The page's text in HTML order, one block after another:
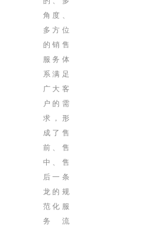
角度、
多方位
的销售
服务体
系满足
广大客
户的需
求，形
成了售
前、售
中、售
后一条
龙的规
范化服
务流